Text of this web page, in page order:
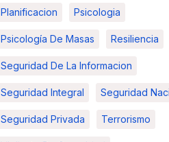
Planificacion Psicologia
Psicología De Masas Resiliencia
Seguridad De La Informacion
Seguridad Integral Seguridad
Seguridad Privada Terrorismo